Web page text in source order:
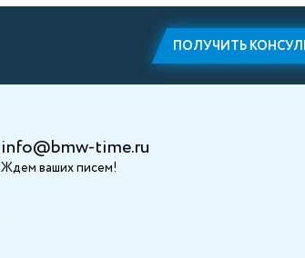
ПОЛУЧИТЬ
info@bmw-time.ru
Ждем ваших писем!